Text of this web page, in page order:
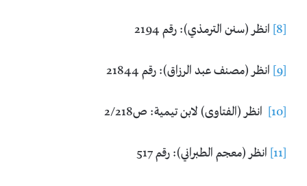
[8] انظر (سنن الترمذي): رقم 2194
[9] انظر (مصنف عبد الرزاق): رقم 21844
[10] انظر (الفتاوى) لابن تيمية: ص2/218
[11] انظر (معجم الطبراني): رقم 517